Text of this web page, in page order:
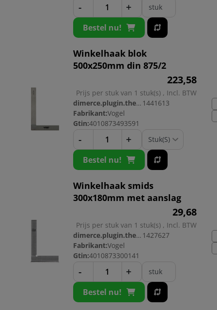
- + stuk
Bestel nu!
Winkelhaak blok
500x250mm din 875/2
223,58
Prijs per stuk van 1 stuk(s) , Incl. BTW
dimerce.plugin.theme.productnr: 1441613
Fabrikant:Vogel
Gtin:4010873493591
- +
Bestel nu!
Winkelhaak smids
300x180mm met aanslag
29,68
Prijs per stuk van 1 stuk(s) , Incl. BTW
dimerce.plugin.theme.productnr: 1427627
Fabrikant:Vogel
Gtin:4010873300141
- + stuk
Bestel nu!